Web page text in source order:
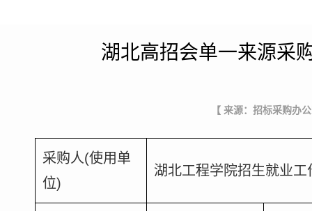
湖北高招会单一来源采
【 来源：招标采购办
采购人(使用单
位)
湖北工程学院招生就业工